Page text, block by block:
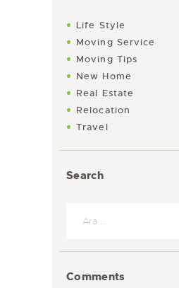
Life Style
Moving Service
Moving Tips
New Home
Real Estate
Relocation
Travel
Search
Comments